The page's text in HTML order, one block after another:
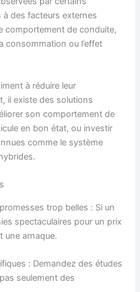
des facteurs externes
comportement de conduite,
consommation ou l’effet
à réduire leur
il existe des solutions
son comportement de
en bon état, ou investir
comme le système
trop belles : Si un
spectaculaires pour un prix
une arnaque.
: Demandez des études
seulement des